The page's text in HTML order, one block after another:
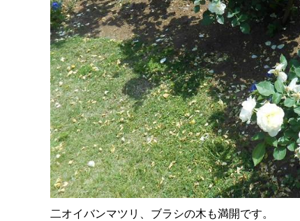
二オイバンマツリ、ブラシの木も満開です。